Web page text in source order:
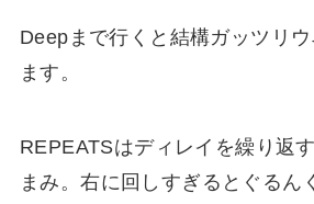
Deepまで行くと結構ガッツリ
ます。
REPEATSはディレイを繰り返
まみ。右に回しすぎるとぐるん